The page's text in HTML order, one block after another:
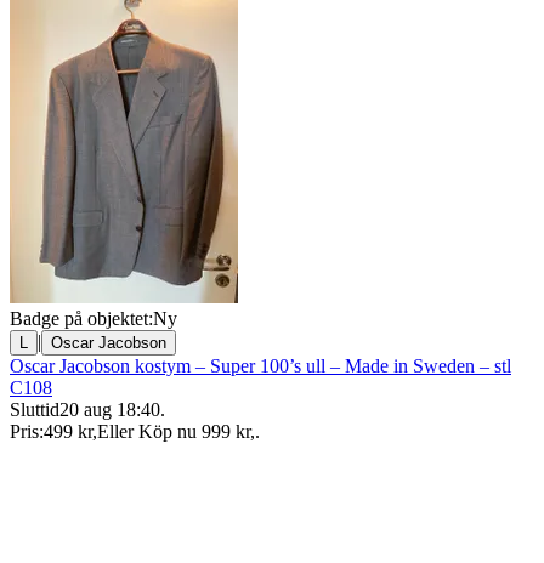
Badge på objektet:Ny
L | Oscar Jacobson
Oscar Jacobson kostym – Super 100’s ull – Made in Sweden – stl
C108
Sluttid20 aug 18:40.
Pris:499 kr,Eller Köp nu 999 kr,.